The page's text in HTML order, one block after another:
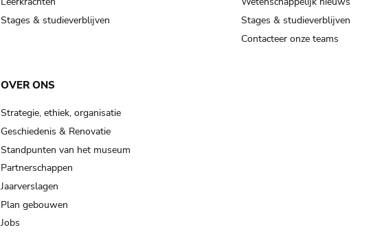
Stages & studieverblijven
Stages & studieverblijven
Contacteer onze teams
OVER ONS
Strategie, ethiek, organisatie
Geschiedenis & Renovatie
Standpunten van het museum
Partnerschappen
Jaarverslagen
Plan gebouwen
Jobs